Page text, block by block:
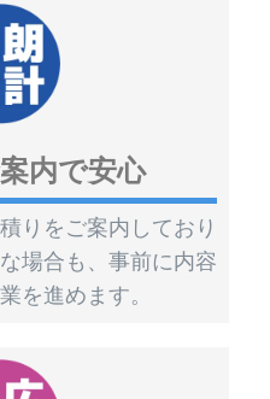
内で安心
りをご案内しており
場合も、事前に内容
を進めます。